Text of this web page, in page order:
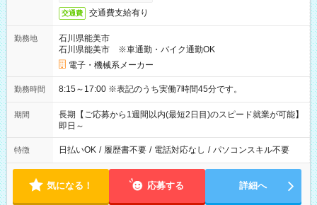
交通費 交通費支給有り
勤務地
石川県能美市
石川県能美市 ※車通勤・バイク通勤OK
電子・機械系メーカー
勤務時間 8:15～17:00 ※表記のうち実働7時間45分です。
期間
長期【ご応募から1週間以内(最短2日目)のスピード就業が可能】
即日～
特徴 日払いOK / 履歴書不要 / 電話対応なし / パソコンスキル不要
気になる！ 応募する 詳細へ